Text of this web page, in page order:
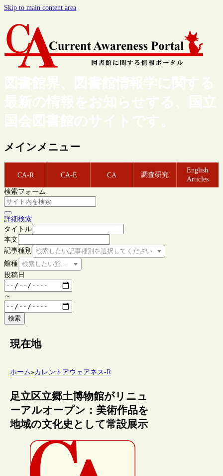
Skip to main content area
図書館界、図書館情報学に関する
最新の情報をお知らせする、国立
国会図書館のサイトです。
メインメニュー
CA-R CA-E CA 調査研究
English
Articles
検索フォーム
詳細検索
タイトル
本文
記事種別
検索したい記事種別を選択してください
館種 検索したい館種を選択してください
投稿日
～
検索
現在地
ホーム»カレントアウェアネス-R
足立区立郷土博物館がリニュ
ーアルオープン：美術作品を
地域の文化史として常設展示